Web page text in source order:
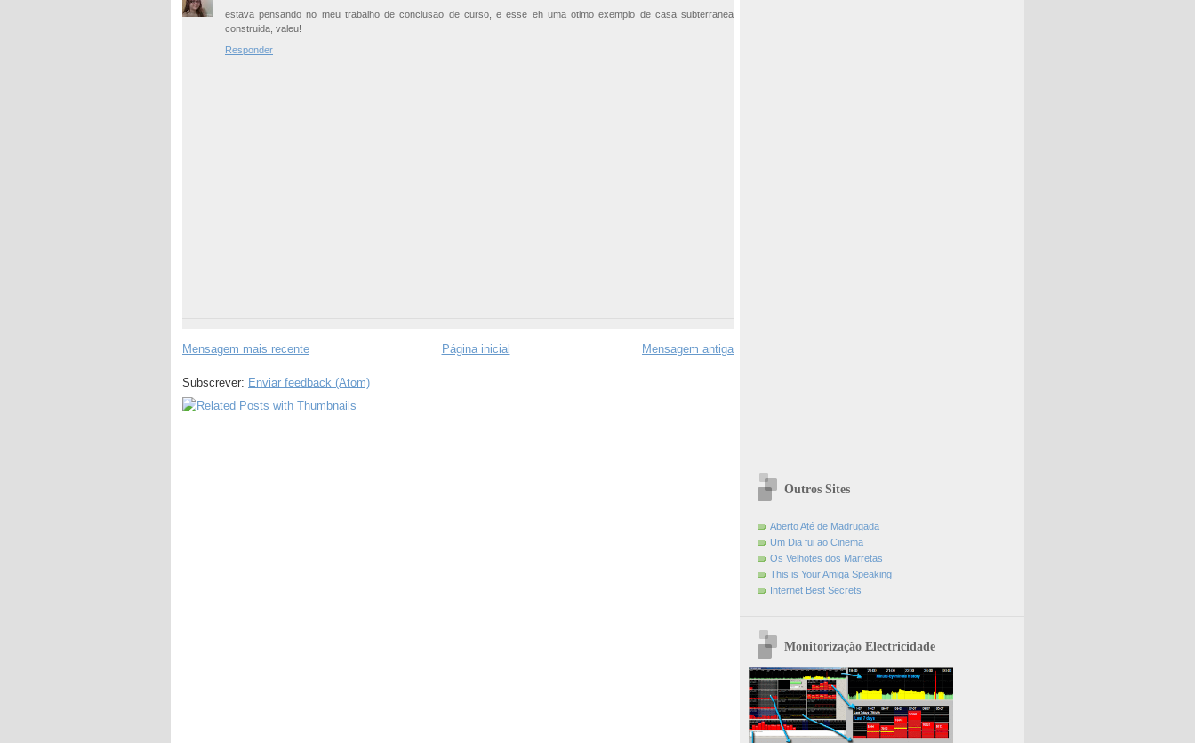
estava pensando no meu trabalho de conclusao de curso, e esse eh uma otimo exemplo de casa subterranea
construida, valeu!
Responder
Mensagem mais recente Mensagem antiga
Página inicial
Subscrever: Enviar feedback (Atom)
Outros Sites
Aberto Até de Madrugada
Um Dia fui ao Cinema
Os Velhotes dos Marretas
This is Your Amiga Speaking
Internet Best Secrets
Monitorização Electricidade